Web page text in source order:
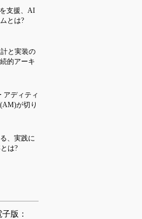
支援、AI
とは?
と実装の
的アーキ
アディティ
が切り
、実践に
は?
版：